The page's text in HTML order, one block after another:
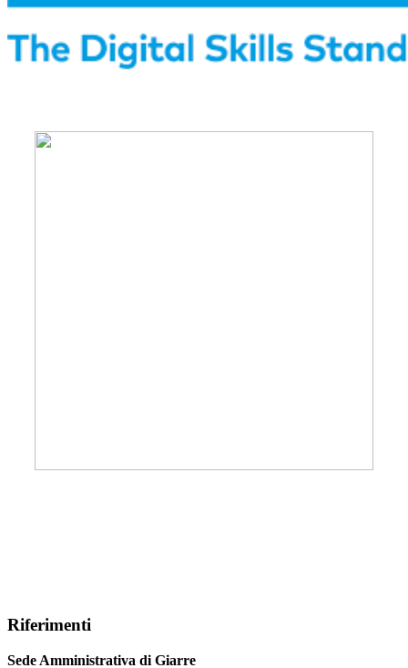
Riferimenti
Sede Amministrativa di Giarre